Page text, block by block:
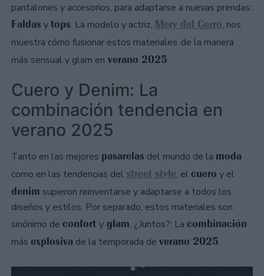
pantalones y accesorios, para adaptarse a nuevas prendas:
Faldas ytops. La modelo y actriz, Mery del Cerro, nos
muestra cómo fusionar estos materiales de la manera
más sensual y glam en verano 2025.
Cuero y Denim: La
combinación tendencia en
verano 2025
Tanto en las mejores pasarelas del mundo de la moda
como en las tendencias del street style, el cuero y el
denim supieron reinventarse y adaptarse a todos los
diseños y estilos. Por separado, estos materiales son
sinónimo de confort y glam, ¿Juntos?: La combinación
más explosiva de la temporada de verano 2025.